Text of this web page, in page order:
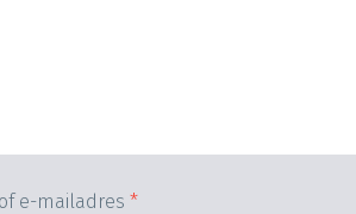
e-mailadres *